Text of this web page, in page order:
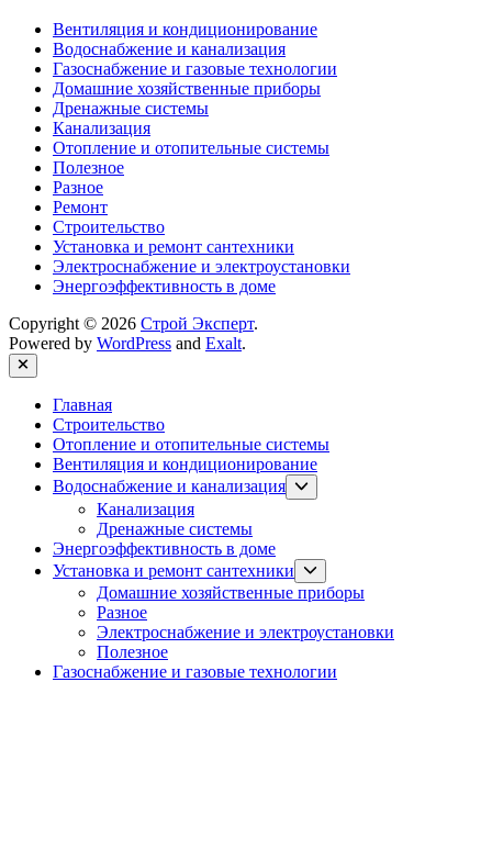
Вентиляция и кондиционирование
Водоснабжение и канализация
Газоснабжение и газовые технологии
Домашние хозяйственные приборы
Дренажные системы
Канализация
Отопление и отопительные системы
Полезное
Разное
Ремонт
Строительство
Установка и ремонт сантехники
Электроснабжение и электроустановки
Энергоэффективность в доме
Copyright © 2026 Строй Эксперт.
Powered by WordPress and Exalt.
Close
Главная
Строительство
Отопление и отопительные системы
Вентиляция и кондиционирование
Водоснабжение и канализация
Show
sub
Канализация
Дренажные системы
Энергоэффективность в доме
Установка и ремонт сантехники
sub
menu
Домашние хозяйственные приборы
Разное
Электроснабжение и электроустановки
Полезное
Газоснабжение и газовые технологии